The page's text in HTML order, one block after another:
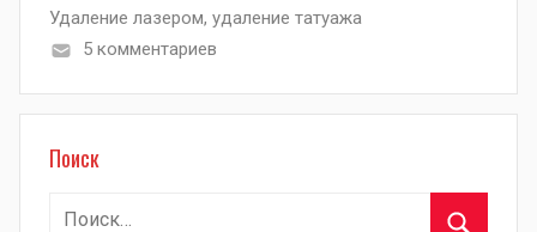
Удаление лазером, удаление татуажа
5 комментариев
Поиск
Найти: